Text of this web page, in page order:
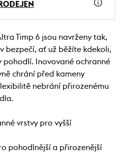
Timp 6 jsou navrženy tak,
bezpečí, ať už běžíte kdekoli,
pohodlí. Inovované ochranné
chrání před kameny
nebrání přirozenému
vrstvy pro vyšší
pohodlnější a přirozenější